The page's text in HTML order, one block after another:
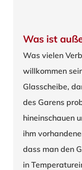
Was ist
Was vielen
willkommen
Glasscheibe,
des Garens
hineinschauen
ihm
dass man den
in